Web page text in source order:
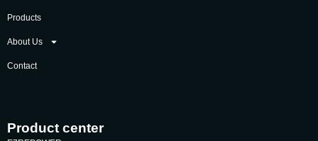
Products
About Us
Contact
Product center